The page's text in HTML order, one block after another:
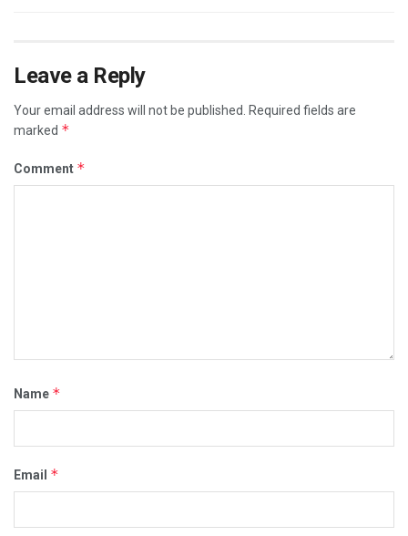
Leave a Reply
Your email address will not be published.
Required fields are
marked *
Comment *
Name *
Email *